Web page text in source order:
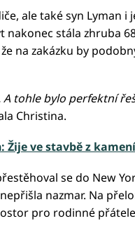
ale také syn Lyman i
nakonec stála zhruba
na zakázku by
tohle bylo perfektní
Christina.
Žije ve stavbě z
se do New
nazmar. Na
pro rodinné